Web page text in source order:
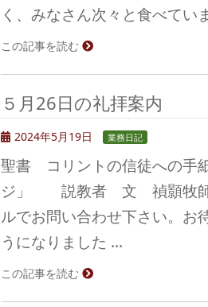
く、みなさん次々と食べてい
この記事を読む
５月26日の礼拝案内
2024年5月19日 業務日記
聖書 コリントの信徒への手
ジ」 説教者 文 禎顥牧師
ルでお問い合わせ下さい。お
うになりました …
この記事を読む